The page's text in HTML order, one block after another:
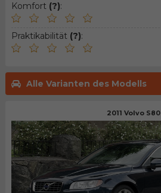
Komfort (?):
Praktikabilität (?):
Alle Varianten des Modells
2011 Volvo S80